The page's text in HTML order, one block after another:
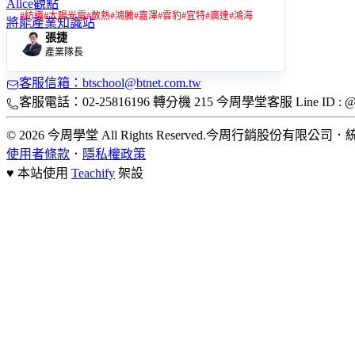
Alice觀點
將能產業知識站
#紡織#太陽光電#散熱#鴻騰#嘉澤#雲豹#宜特#廣達#鴻海
張捷
產業隊長
客服信箱：btschool@btnet.com.tw
客服電話：02-25816196 轉分機 215 今周學堂客服 Line ID :
© 2026 今周學堂 All Rights Reserved.今周行銷股份有限公司 ．
使用者條款 ． 隱私權政策
♥ 本站使用 Teachify 架設